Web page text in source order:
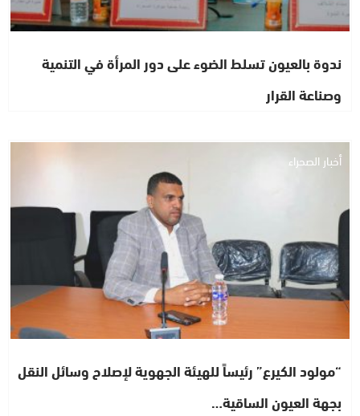
ندوة بالعيون تسلط الضوء على دور المرأة في التنمية
وصناعة القرار
أخبار الصحراء
“مولود الكيرع” رئيساً للهيئة الجهوية لإصلاح وسائل النقل
بجهة العيون الساقية…